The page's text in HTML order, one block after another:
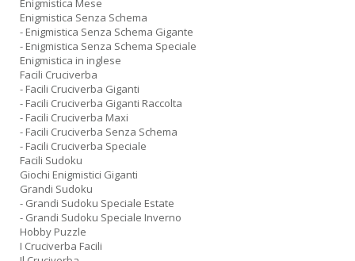
Enigmistica Mese
Enigmistica Senza Schema
- Enigmistica Senza Schema Gigante
- Enigmistica Senza Schema Speciale
Enigmistica in inglese
Facili Cruciverba
- Facili Cruciverba Giganti
- Facili Cruciverba Giganti Raccolta
- Facili Cruciverba Maxi
- Facili Cruciverba Senza Schema
- Facili Cruciverba Speciale
Facili Sudoku
Giochi Enigmistici Giganti
Grandi Sudoku
- Grandi Sudoku Speciale Estate
- Grandi Sudoku Speciale Inverno
Hobby Puzzle
I Cruciverba Facili